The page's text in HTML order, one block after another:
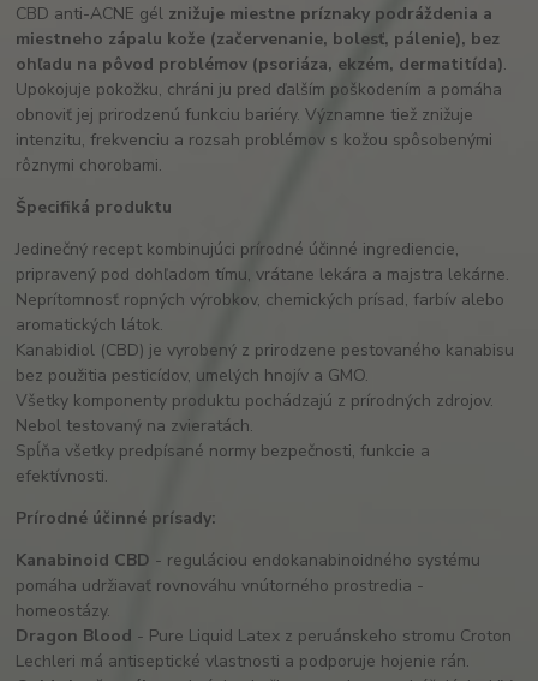
CBD anti-ACNE gél znižuje miestne príznaky podráždenia a
miestneho zápalu kože (začervenanie, bolesť, pálenie), bez
ohľadu na pôvod problémov (psoriáza, ekzém, dermatitída).
Upokojuje pokožku, chráni ju pred ďalším poškodením a pomáha
obnoviť jej prirodzenú funkciu bariéry. Významne tiež znižuje
intenzitu, frekvenciu a rozsah problémov s kožou spôsobenými
rôznymi chorobami.
Špecifiká produktu
Jedinečný recept kombinujúci prírodné účinné ingrediencie,
pripravený pod dohľadom tímu, vrátane lekára a majstra lekárne.
Neprítomnosť ropných výrobkov, chemických prísad, farbív alebo
aromatických látok.
Kanabidiol (CBD) je vyrobený z prirodzene pestovaného kanabisu
bez použitia pesticídov, umelých hnojív a GMO.
Všetky komponenty produktu pochádzajú z prírodných zdrojov.
Nebol testovaný na zvieratách.
Spĺňa všetky predpísané normy bezpečnosti, funkcie a
efektívnosti.
Prírodné účinné prísady:
Kanabinoid CBD - reguláciou endokanabinoidného systému
pomáha udržiavať rovnováhu vnútorného prostredia -
homeostázy.
Dragon Blood - Pure Liquid Latex z peruánskeho stromu Croton
Lechleri ​​má antiseptické vlastnosti a podporuje hojenie rán.